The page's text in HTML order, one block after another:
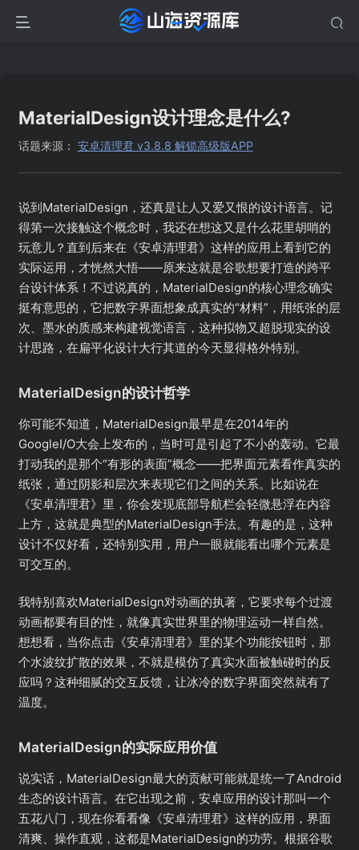
MaterialDesign设计理念是什么?
话题来源： 安卓清理君 v3.8.8 解锁高级版APP
说到MaterialDesign，还真是让人又爱又恨的设计语言。记
得第一次接触这个概念时，我还在想这又是什么花里胡哨的
玩意儿？直到后来在《安卓清理君》这样的应用上看到它的
实际运用，才恍然大悟——原来这就是谷歌想要打造的跨平
台设计体系！不过说真的，MaterialDesign的核心理念确实
挺有意思的，它把数字界面想象成真实的“材料”，用纸张的层
次、墨水的质感来构建视觉语言，这种拟物又超脱现实的设
计思路，在扁平化设计大行其道的今天显得格外特别。
MaterialDesign的设计哲学
你可能不知道，MaterialDesign最早是在2014年的
GoogleI/O大会上发布的，当时可是引起了不小的轰动。它最
打动我的是那个“有形的表面”概念——把界面元素看作真实的
纸张，通过阴影和层次来表现它们之间的关系。比如说在
《安卓清理君》里，你会发现底部导航栏会轻微悬浮在内容
上方，这就是典型的MaterialDesign手法。有趣的是，这种
设计不仅好看，还特别实用，用户一眼就能看出哪个元素是
可交互的。
我特别喜欢MaterialDesign对动画的执著，它要求每个过渡
动画都要有目的性，就像真实世界里的物理运动一样自然。
想想看，当你点击《安卓清理君》里的某个功能按钮时，那
个水波纹扩散的效果，不就是模仿了真实水面被触碰时的反
应吗？这种细腻的交互反馈，让冰冷的数字界面突然就有了
温度。
MaterialDesign的实际应用价值
说实话，MaterialDesign最大的贡献可能就是统一了Android
生态的设计语言。在它出现之前，安卓应用的设计那叫一个
五花八门，现在你看看像《安卓清理君》这样的应用，界面
清爽、操作直观，这都是MaterialDesign的功劳。根据谷歌